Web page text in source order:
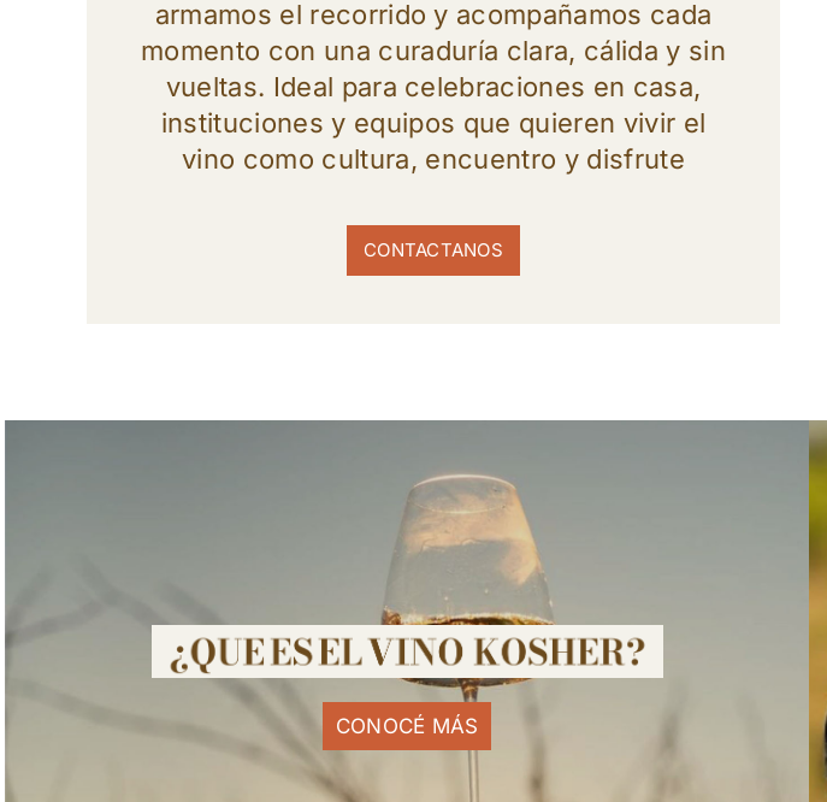
armamos el recorrido y acompañamos cada
momento con una curaduría clara, cálida y sin
vueltas. Ideal para celebraciones en casa,
instituciones y equipos que quieren vivir el
vino como cultura, encuentro y disfrute
CONTACTANOS
CONOCÉ MÁS